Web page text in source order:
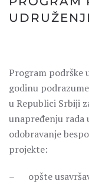
Program podrške
godinu
u Republici Srbiji
unapređenju rada
odobravanje
projekte:
– opšte